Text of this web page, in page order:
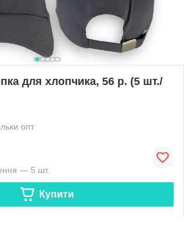
для хлопчика, 56 р. (5 шт./
опт
— 5 шт.
Купити